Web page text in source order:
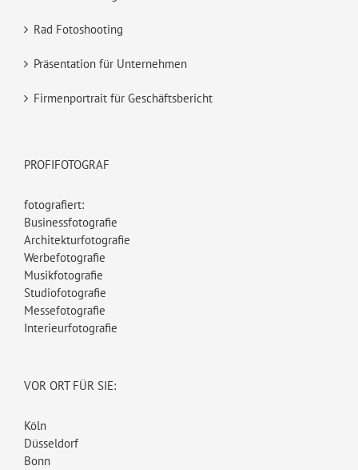
Rad Fotoshooting
Präsentation für Unternehmen
Firmenportrait für Geschäftsbericht
PROFIFOTOGRAF
fotografiert:
Businessfotografie
Architekturfotografie
Werbefotografie
Musikfotografie
Studiofotografie
Messefotografie
Interieurfotografie
VOR ORT FÜR SIE:
Köln
Düsseldorf
Bonn